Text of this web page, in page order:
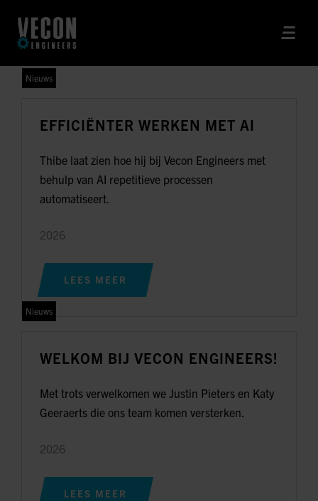
Nieuws
EFFICIËNTER WERKEN MET AI
Thibe laat zien hoe hij bij Vecon Engineers met
behulp van AI repetitieve processen
automatiseert.
2026
LEES MEER
Nieuws
WELKOM BIJ VECON ENGINEERS!
Met trots verwelkomen we Justin Pieters en Katy
Geeraerts die ons team komen versterken.
2026
LEES MEER